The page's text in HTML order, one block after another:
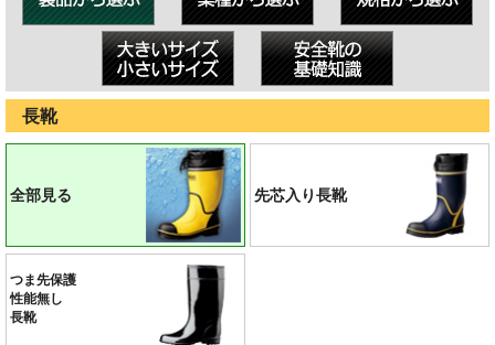
長靴
全部見る 先芯入り長靴
つま先保護
性能無し
長靴